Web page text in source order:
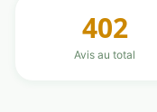
402
Avis au total